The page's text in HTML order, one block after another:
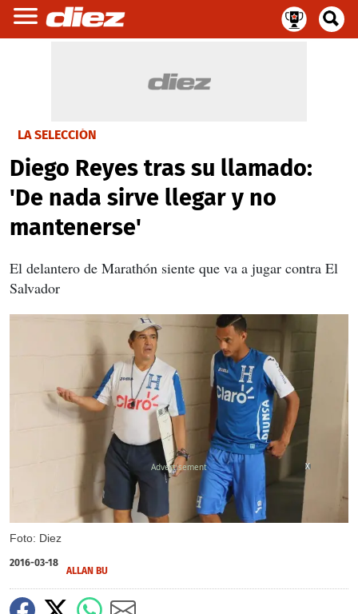
LA SELECCIÓN
Diego Reyes tras su llamado:
'De nada sirve llegar y no
mantenerse'
El delantero de Marathón siente que va a jugar contra El
Salvador
Foto: Diez
X
2016-03-18
ALLAN BU